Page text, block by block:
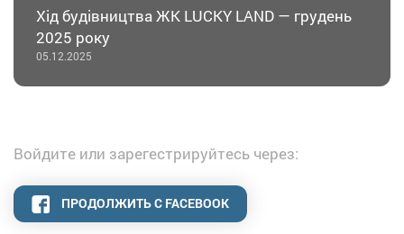
Хід будівництва ЖК LUCKY LAND — грудень
2025 року
05.12.2025
Войдите или зарегестрируйтесь через:
ПРОДОЛЖИТЬ С FACEBOOK